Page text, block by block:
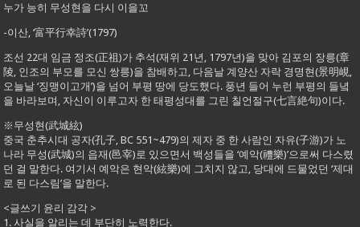
누가 능히 무성현을 다시 이을꼬
-이산, ‘富平行幸詩’(1797)
조선 22대 임금 정조(正祖)가 추석(재위 21년, 1797년)을 맞아 김포의 장릉(章
陵, 인조의 부모를 모신 쌍릉)을 참배하고, 다음날 계양산 자락 경명현(景明峴,
오늘날 ‘징맹이고개’)을 넘어 부평 땅에 당도했다. 풍년 들어 누런 부평의 들녘
을 바라보며, 자신이 이루고자 한 태평성대를 그린 칠언절구(七言絶句)이다.
※무성현(武城絃)
중국 춘추시대 공자(孔子, BC 551~479)의 제자 중 한 사람인 자유(子游)가 노
나라 무성(武城)의 읍재(邑宰)로 있으면서 백성들을 ‘예악(禮樂)’으로써 다스렸
던 걸 말한다. 여기서 예악은 현악(絃樂)에 그치지 않고, 당대에 드물었던 ‘제대
로 된 다스림’을 말한다.
<글쓰기 윤리 감각 >
1. 사실을 알리는 데 부단히 노력한다.